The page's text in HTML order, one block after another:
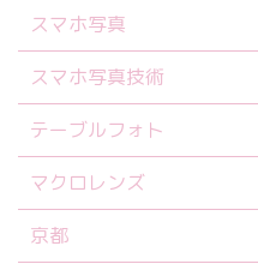
スマホ写真
スマホ写真技術
テーブルフォト
マクロレンズ
京都